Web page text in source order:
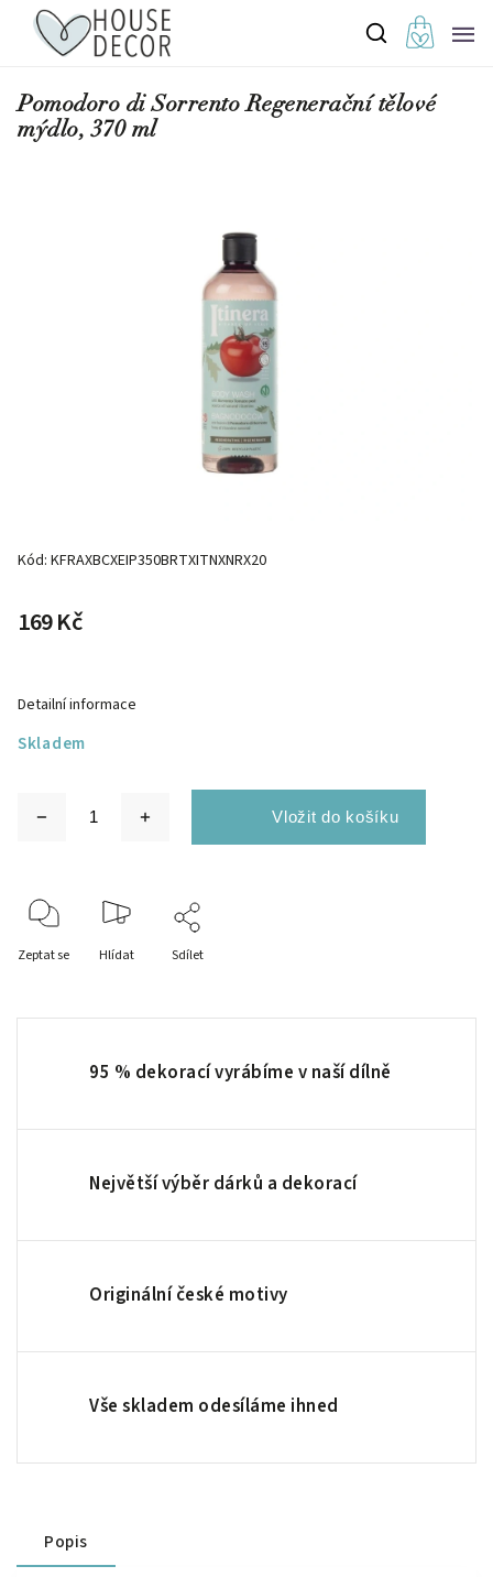
Pomodoro di Sorrento Regenerační tělové
mýdlo, 370 ml
Kód: KFRAXBCXEIP350BRTXITNXNRX20
169 Kč
Skladem
Detailní informace
Zeptat se Hlídat Sdílet
95 % dekorací vyrábíme v naší dílně
Největší výběr dárků a dekorací
Originální české motivy
Vše skladem odesíláme ihned
Popis